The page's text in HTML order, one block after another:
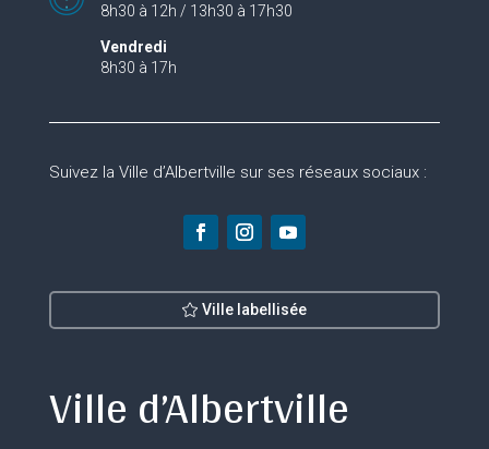
8h30 à 12h / 13h30 à 17h30
Vendredi
8h30 à 17h
Suivez la Ville d’Albertville sur ses réseaux sociaux :
Ville labellisée
Ville d’Albertville